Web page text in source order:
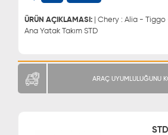
ÜRÜN AÇIKLAMASI: | Chery : Alia -
Ana Yatak Takım STD
ARAÇ UYUMLULUĞUNU